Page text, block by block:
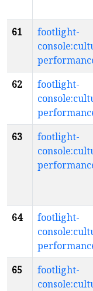
61
footlight-
62
footlight-
63
footlight-
64
footlight-
65
footlight-